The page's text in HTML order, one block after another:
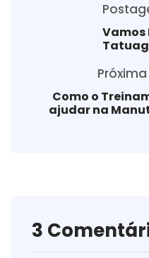
Vamos
Como o
ajudar na
3